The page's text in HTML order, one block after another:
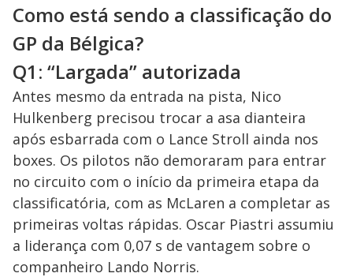
Como está sendo a classificação do
GP da Bélgica?
Q1: “Largada” autorizada
Antes mesmo da entrada na pista, Nico
Hulkenberg precisou trocar a asa dianteira
após esbarrada com o Lance Stroll ainda nos
boxes. Os pilotos não demoraram para entrar
no circuito com o início da primeira etapa da
classificatória, com as McLaren a completar as
primeiras voltas rápidas. Oscar Piastri assumiu
a liderança com 0,07 s de vantagem sobre o
companheiro Lando Norris.